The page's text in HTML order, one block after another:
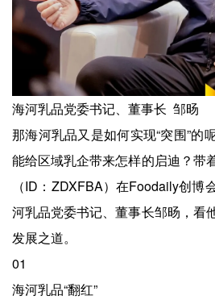
海河乳品党委书记、董事长 邹旸
那海河乳品又是如何实现“突围”的
能给区域乳企带来怎样的启迪？带
（ID：ZDXFBA）在Foodaily创博
河乳品党委书记、董事长邹旸，看
发展之道。
01
海河乳品“翻红”